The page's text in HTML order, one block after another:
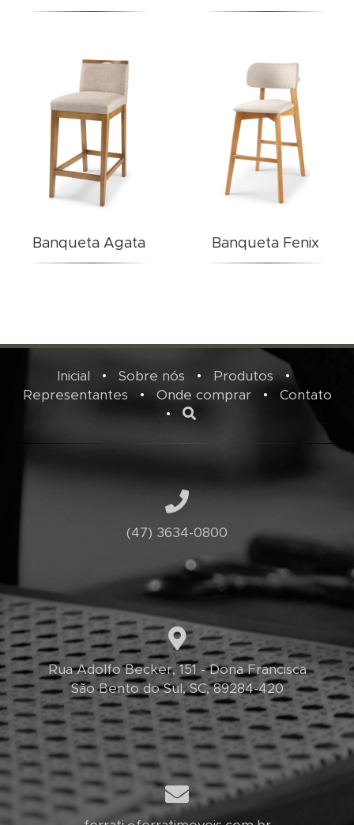
Banqueta Agata Banqueta Fenix
Inicial • Sobre nós • Produtos •
Representantes • Onde comprar• Contato
•
(47) 3634-0800
Rua Adolfo Becker, 151 - Dona Francisca
São Bento do Sul, SC, 89284-420